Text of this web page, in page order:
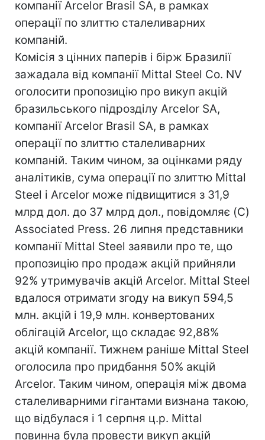
компанії Arcelor Brasil SA, в рамках
операції по злиттю сталеливарних
компаній.
Комісія з цінних паперів і бірж Бразилії
зажадала від компанії Mittal Steel Co. NV
оголосити пропозицію про викуп акцій
бразильського підрозділу Arcelor SA,
компанії Arcelor Brasil SA, в рамках
операції по злиттю сталеливарних
компаній. Таким чином, за оцінками ряду
аналітиків, сума операції по злиттю Mittal
Steel і Arcelor може підвищитися з 31,9
млрд дол. до 37 млрд дол., повідомляє (C)
Associated Press. 26 липня представники
компанії Mittal Steel заявили про те, що
пропозицію про продаж акцій прийняли
92% утримувачів акцій Arcelor. Mittal Steel
вдалося отримати згоду на викуп 594,5
млн. акцій і 19,9 млн. конвертованих
облігацій Arcelor, що складає 92,88%
акцій компанії. Тижнем раніше Mittal Steel
оголосила про придбання 50% акцій
Arcelor. Таким чином, операція між двома
сталеливарними гігантами визнана такою,
що відбулася і 1 серпня ц.р. Mittal
повинна була провести викуп акцій